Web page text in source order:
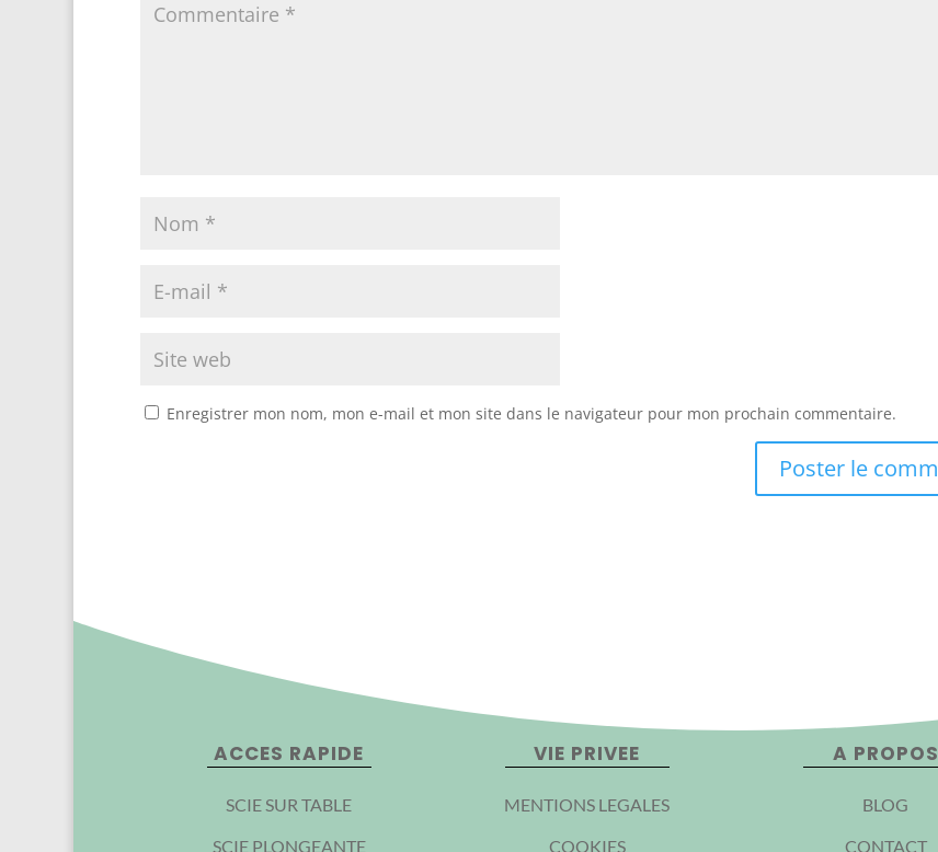
Enregistrer mon nom, mon e-mail et mon site dans le navigateur pour mon prochain commentaire.
ACCES RAPIDE
SCIE SUR TABLE
SCIE PLONGEANTE
VIE PRIVEE
MENTIONS LEGALES
COOKIES
A PROPOS
BLOG
CONTACT